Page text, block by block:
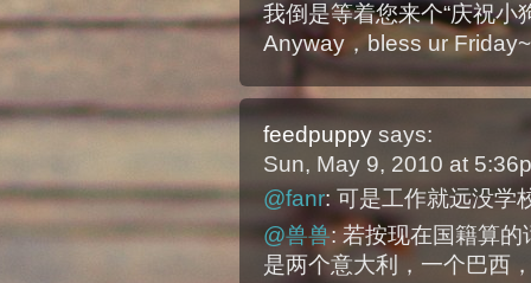
我倒是等着您来个“庆祝小
Anyway，bless ur Friday~
feedpuppy says:
Sun, May 9, 2010 at
@fanr: 可是工作就远没学
@兽兽: 若按现在国籍算
是两个意大利，一个巴西